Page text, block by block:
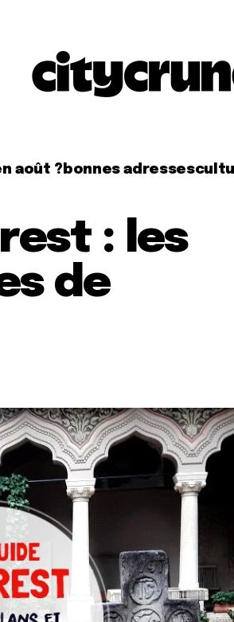
août ? bonnes adresses
: les
de